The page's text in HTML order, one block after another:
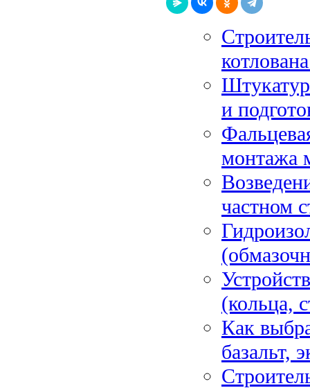
и
монтажа
частном
(кольца,
Как
базальт,